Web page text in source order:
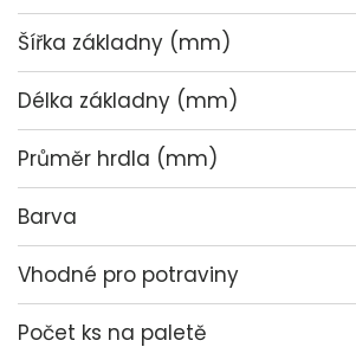
Šířka základny (mm)
Délka základny (mm)
Průměr hrdla (mm)
Barva
Vhodné pro potraviny
Počet ks na paletě